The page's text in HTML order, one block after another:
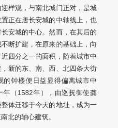
样观，与南北城门正对，是城
正在唐长安城的中轴线上，也
安城的中心。然而，在其后的
断扩建，在原来的基础上，向
四分之一的面积，随着城市中
新的东、南、西、北四条大街
的钟楼便日益显得偏离城市中
年（1582年），由巡抚御使龚
体迁移于今天的地址，成为一
北的轴心建筑。